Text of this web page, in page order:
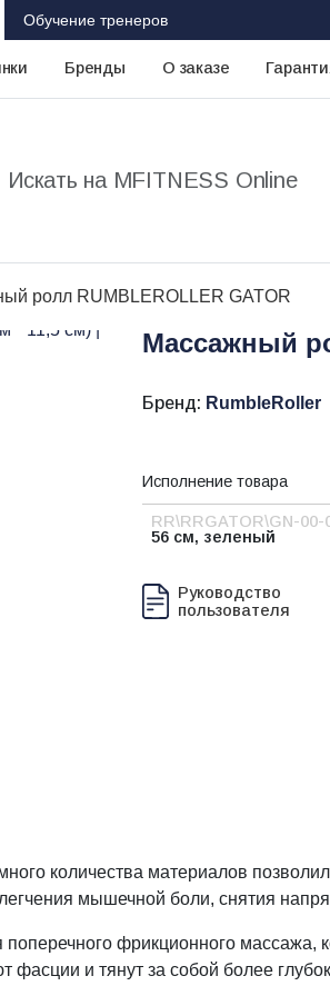
Обучение тренеров
Бренды О заказе
ролл RUMBLEROLLER GATOR
Массажный
Бренд: RumbleRoller
Исполнение товара
RR\RRGATOR\GN-00-
56 см, зеленый
Руководство
пользователя
количества материалов
мышечной боли, снятия
фрикционного
фасции и тянут за собой более